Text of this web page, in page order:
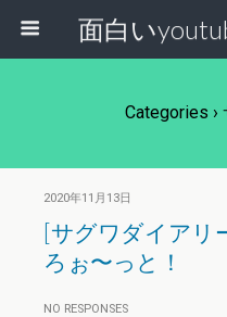
Categories ›
2020年11月13日
[サグワダイアリ
ろぉ〜っと！
NO RESPONSES